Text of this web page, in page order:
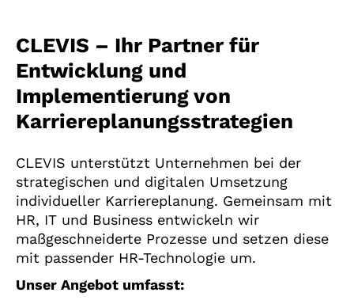
CLEVIS – Ihr Partner für
Entwicklung und
Implementierung von
Karriereplanungsstrategien
CLEVIS unterstützt Unternehmen bei der
strategischen und digitalen Umsetzung
individueller Karriereplanung. Gemeinsam mit
HR, IT und Business entwickeln wir
maßgeschneiderte Prozesse und setzen diese
mit passender HR-Technologie um.
Unser Angebot umfasst: